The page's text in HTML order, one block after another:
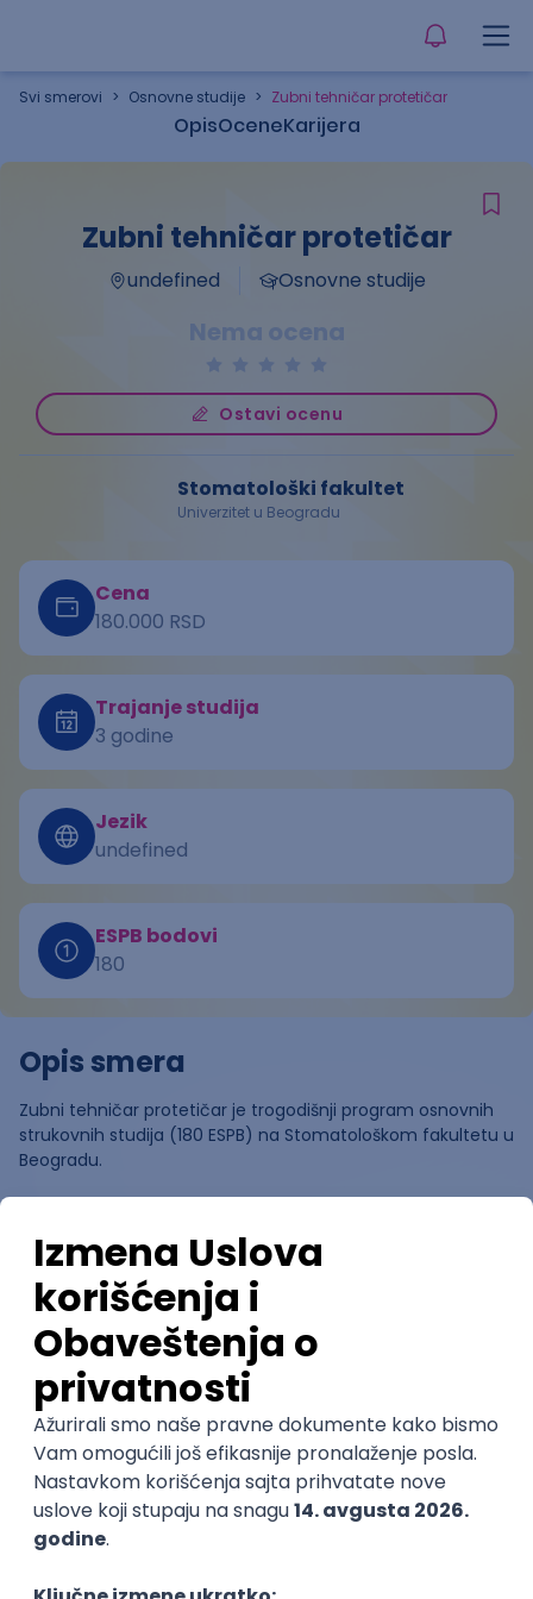
Svi smerovi > Osnovne studije > Zubni tehničar protetičar
OpisOceneKarijera
Zubni tehničar protetičar
undefined Osnovne studije
Nema ocena
Ostavi ocenu
Stomatološki fakultet
Univerzitet u Beogradu
Cena
180.000 RSD
Trajanje studija
3 godine
Jezik
undefined
ESPB bodovi
180
Opis smera
Zubni tehničar protetičar je trogodišnji program osnovnih
strukovnih studija (180 ESPB) na Stomatološkom fakultetu u
Beogradu.
Pomozi nam da saznamo više o
ovom smeru
(0ocena)
Ostavi ocenu